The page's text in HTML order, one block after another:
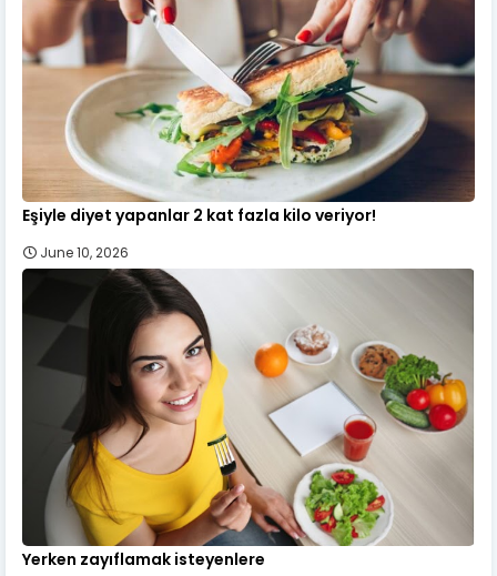
Eşiyle diyet yapanlar 2 kat fazla kilo veriyor!
June 10, 2026
Yerken zayıflamak isteyenlere